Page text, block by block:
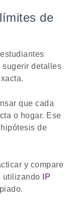
de
sugerir detalles
que cada
o hogar. Ese
de
y compare
utilizando
IP